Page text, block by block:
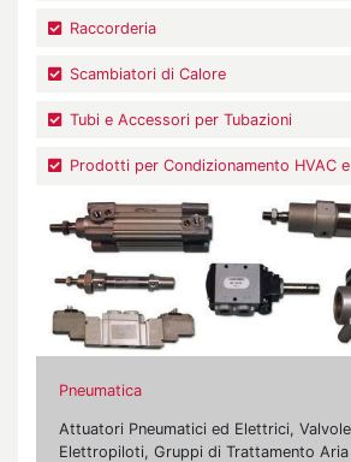
Raccorderia
Scambiatori di Calore
Tubi e Accessori per Tubazioni
Prodotti per Condizionamento HVAC
Pneumatica
Attuatori Pneumatici ed Elettrici,
Elettropiloti, Gruppi di Trattamento Aria